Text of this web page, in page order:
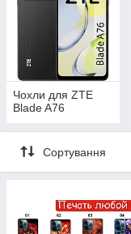
Чохли для ZTE
Blade A76
Сортування